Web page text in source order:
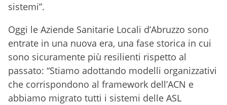
sistemi”.
Oggi le Aziende Sanitarie Locali d’Abruzzo sono
entrate in una nuova era, una fase storica in cui
sono sicuramente più resilienti rispetto al
passato: “Stiamo adottando modelli organizzativi
che corrispondono al framework dell’ACN e
abbiamo migrato tutti i sistemi delle ASL